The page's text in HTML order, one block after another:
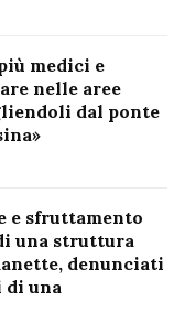
medici e
nelle aree
dal ponte
e sfruttamento
una struttura
denunciati
di una